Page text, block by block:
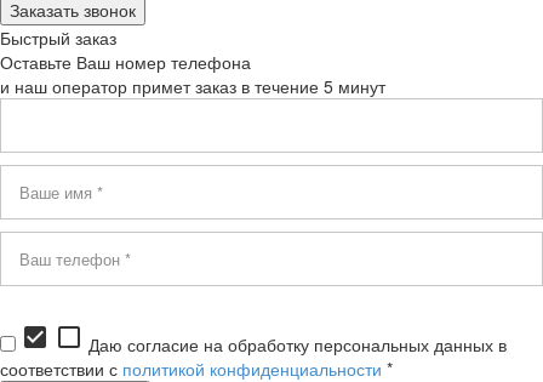
Быстрый заказ
Оставьте Ваш номер телефона
и наш оператор примет заказ в течение 5 минут
check_box check_box_outline_blank Даю согласие на обработку персональных данных в
соответствии с политикой конфиденциальности *